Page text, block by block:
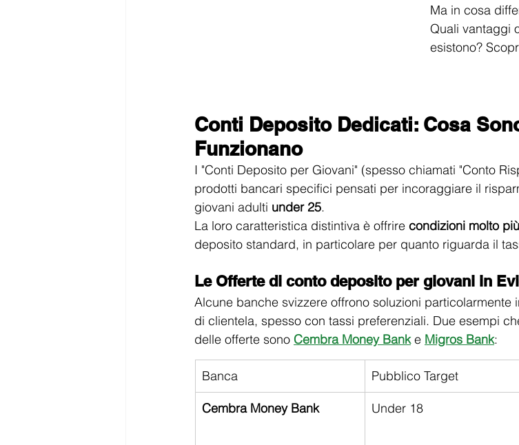
Ma in cosa
Quali vantaggi
esistono?
Conti Deposito Dedicati: Cosa
Funzionano
I "Conti Deposito per Giovani" (spesso chiamati "Conto
prodotti bancari specifici pensati per incoraggiare il
giovani adulti under 25.
La loro caratteristica distintiva è offrire condizioni molto
deposito standard, in particolare per quanto riguarda il
Le Offerte di conto deposito per giovani in
Alcune banche svizzere offrono soluzioni particolarmente
di clientela, spesso con tassi preferenziali. Due esempi
delle offerte sono Cembra Money Bank e Migros Bank:
Banca Pubblico Target
Cembra Money Bank Under 18